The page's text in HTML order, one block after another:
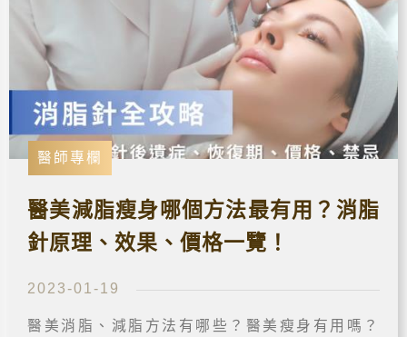
醫師專欄
醫美減脂瘦身哪個方法最有用？消脂
針原理、效果、價格一覽！
2023-01-19
醫美消脂、減脂方法有哪些？醫美瘦身有用嗎？